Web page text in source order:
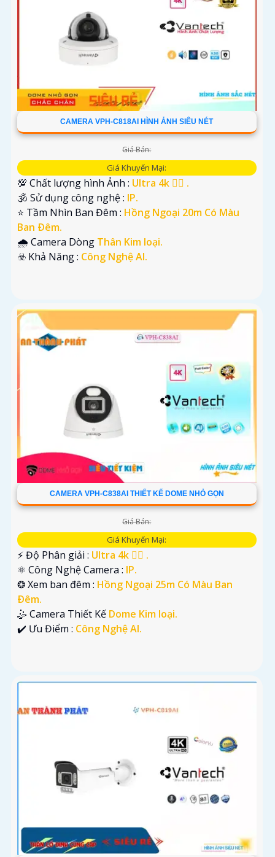
CAMERA VPH-C818AI HÌNH ẢNH SIÊU NÉT
Giá Bán:
Giá Khuyến Mại:
💯 Chất lượng hình Ảnh : Ultra 4k 👍🏾 .
🕉️ Sử dụng công nghệ : IP.
⭐ Tầm Nhìn Ban Đêm : Hồng Ngoại 20m Có Màu
Ban Ðêm.
🌧️ Camera Dòng Thân Kim loại.
️☣️ Khả Năng : Công Nghệ AI.
CAMERA VPH-C838AI THIẾT KẾ DOME NHỎ GỌN
Giá Bán:
Giá Khuyến Mại:
️⚡ Độ Phân giải : Ultra 4k 👍🏾 .
⚛️ Công Nghệ Camera : IP.
❂ Xem ban đêm : Hồng Ngoại 25m Có Màu Ban
Ðêm.
🤹 Camera Thiết Kế Dome Kim loại.
️✔️ Ưu Điểm : Công Nghệ AI.